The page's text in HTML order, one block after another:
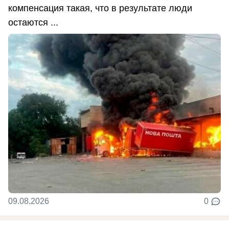
компенсация такая, что в результате люди
остаются ...
09.08.2026 0